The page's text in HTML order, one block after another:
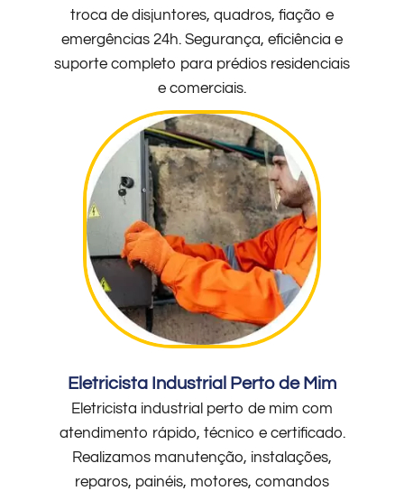
troca de disjuntores, quadros, fiação e
emergências 24h. Segurança, eficiência e
suporte completo para prédios residenciais
e comerciais.
Eletricista Industrial Perto de Mim
Eletricista industrial perto de mim com
atendimento rápido, técnico e certificado.
Realizamos manutenção, instalações,
reparos, painéis, motores, comandos